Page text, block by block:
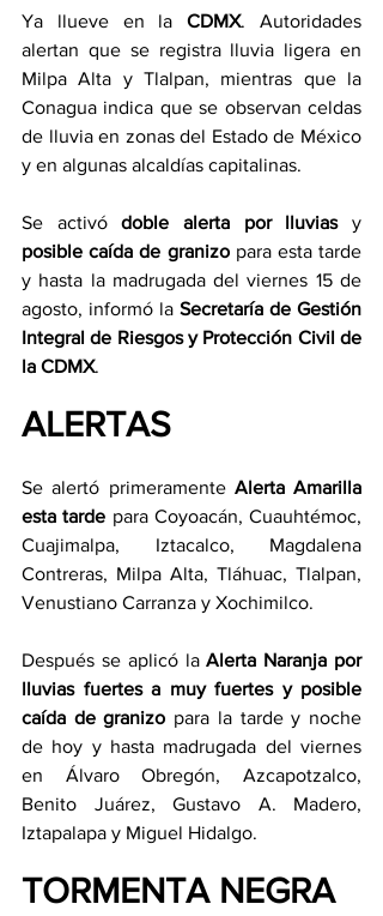
Ya llueve en la CDMX. Autoridades
alertan que se registra lluvia ligera en
Milpa Alta y Tlalpan, mientras que la
Conagua indica que se observan celdas
de lluvia en zonas del Estado de México
y en algunas alcaldías capitalinas.
Se activó doble alerta por lluvias
posible caída de granizo para esta tarde
y hasta la madrugada del viernes 15 de
agosto, informó la Secretaría de Gestión
Integral de Riesgos y Protección Civil de
la CDMX.
ALERTAS
Se alertó primeramente Alerta Amarilla
esta tarde para Coyoacán, Cuauhtémoc,
Cuajimalpa, Iztacalco, Magdalena
Contreras, Milpa Alta, Tláhuac, Tlalpan,
Venustiano Carranza y Xochimilco.
Después se aplicó la Alerta Naranja por
lluvias fuertes a muy fuertes y posible
caída de granizo para la tarde y noche
de hoy y hasta madrugada del viernes
en Álvaro Obregón, Azcapotzalco,
Benito Juárez, Gustavo A. Madero,
Iztapalapa y Miguel Hidalgo.
TORMENTA NEGRA